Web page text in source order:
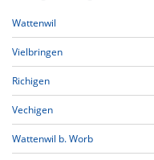
Wattenwil
Vielbringen
Richigen
Vechigen
Wattenwil b. Worb